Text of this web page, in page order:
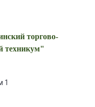
торгово-
техникум"
1